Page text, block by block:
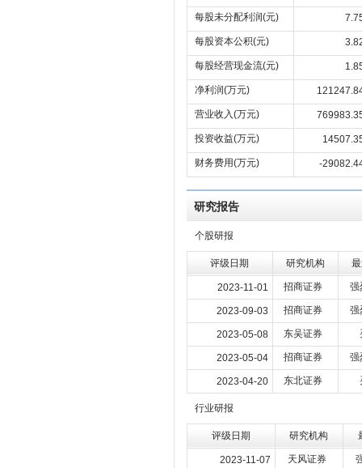
每股未分配利润(元)
每股资本公积(元)
每股经营现金流(元)
净利润(万元)
营业收入(万元)
投资收益(万元)
财务费用(万元) -
研究报告
个股研报
评级日期 研究机构
2023-11-01 招商证券 强
2023-09-03 招商证券 强
2023-05-08 东吴证券
2023-05-04 招商证券 强
2023-04-20 东北证券
行业研报
评级日期 研究机构
2023-11-07 天风证券